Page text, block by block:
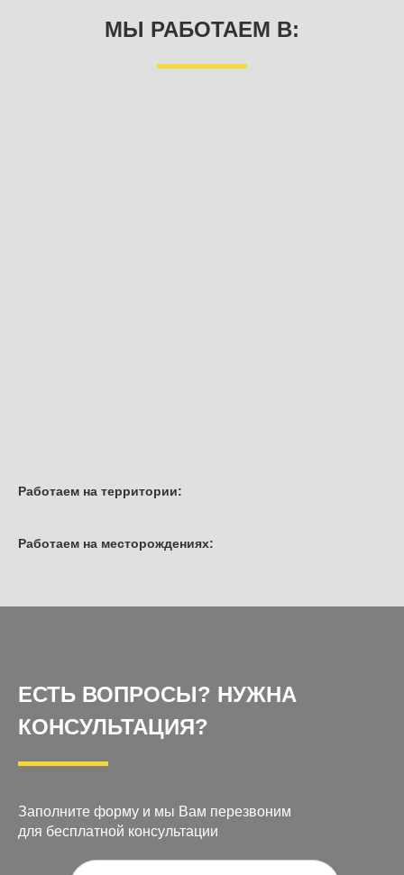
МЫ РАБОТАЕМ В:
Работаем на территории:
Работаем на месторождениях:
ЕСТЬ ВОПРОСЫ? НУЖНА
КОНСУЛЬТАЦИЯ?
Заполните форму и мы Вам перезвоним
для бесплатной консультации